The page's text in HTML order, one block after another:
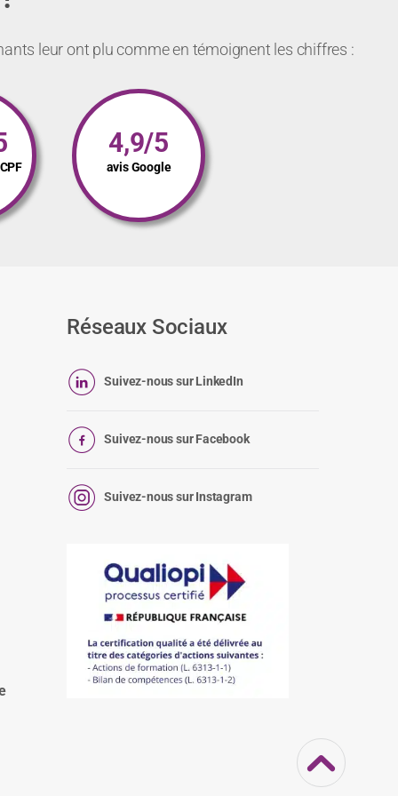
leur ont plu comme en témoignent les chiffres :
4,9/5
avis Google
Réseaux Sociaux
Suivez-nous sur LinkedIn
Suivez-nous sur Facebook
Suivez-nous sur Instagram